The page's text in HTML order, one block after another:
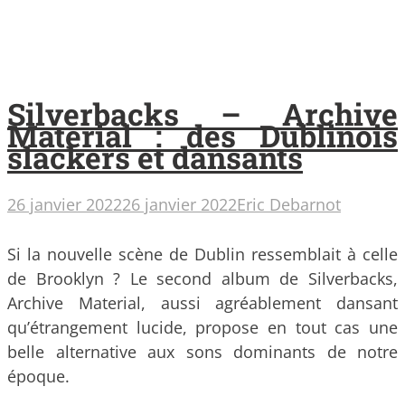
Silverbacks – Archive
Material : des Dublinois
slackers et dansants
26 janvier 202226 janvier 2022Eric Debarnot
Si la nouvelle scène de Dublin ressemblait à celle
de Brooklyn ? Le second album de Silverbacks,
Archive Material, aussi agréablement dansant
qu’étrangement lucide, propose en tout cas une
belle alternative aux sons dominants de notre
époque.